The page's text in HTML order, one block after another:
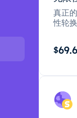
真正
性轮
$